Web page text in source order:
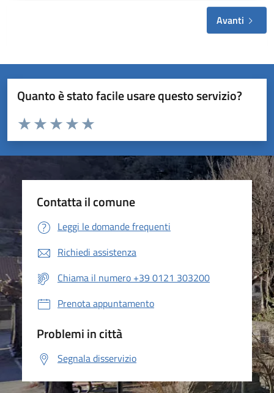
Avanti
Quanto è stato facile usare questo servizio?
Valuta da 1 a 5 stelle la pagina
Valuta 5 stelle su 5
Valuta 4 stelle su 5
Valuta 3 stelle su 5
Valuta 2 stelle su 5
Valuta 1 stelle su 5
Contatta il comune
Leggi le domande frequenti
Richiedi assistenza
Chiama il numero +39 0121 303200
Prenota appuntamento
Problemi in città
Segnala disservizio